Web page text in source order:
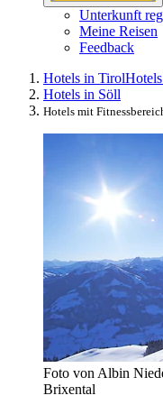
Unterkunft
Meine Reisen
Feedback
Hotels in Tirol
Hotels in Söll
Hotels mit
Foto von Albin
Brixental